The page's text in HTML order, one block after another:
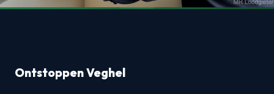
Ontstoppen Veghel